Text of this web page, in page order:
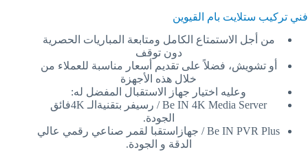
فني تركيب ستلايت بام القيوين
من أجل الاستمتاع الكامل ومتابعة المباريات الحصرية
دون توقف
أو تشويش، فضلاً على تقديم أسعار مناسبة للعملاء من
خلال هذه الأجهزة
وعليه اختيار جهاز الاستقبال المفضل له:
Be IN 4K Media Server / رسيفر بتقنيةالـ 4Kفائق
الجودة.
Be IN PVR Plus / جهازاستقبا لقمر صناعي رقمي عالي
الدقة و الجودة.